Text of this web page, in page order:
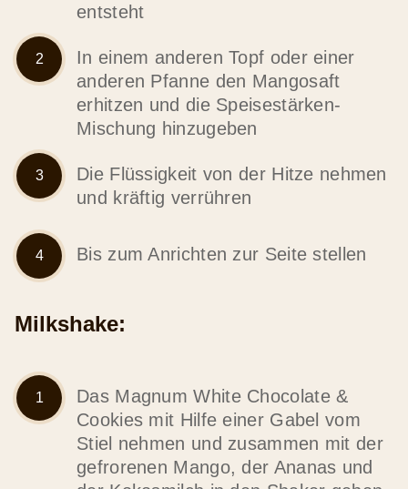
entsteht
In einem anderen Topf oder einer
anderen Pfanne den Mangosaft
erhitzen und die Speisestärken-
Mischung hinzugeben
Die Flüssigkeit von der Hitze nehmen
und kräftig verrühren
Bis zum Anrichten zur Seite stellen
Milkshake:
Das Magnum White Chocolate &
Cookies mit Hilfe einer Gabel vom
Stiel nehmen und zusammen mit der
gefrorenen Mango, der Ananas und